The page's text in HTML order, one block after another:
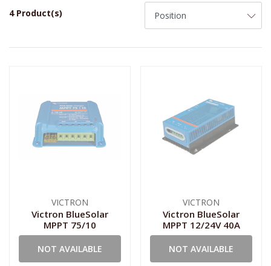
4 Product(s)
VICTRON
Victron BlueSolar
MPPT 75/10
NOT AVAILABLE
VICTRON
Victron BlueSolar
MPPT 12/24V 40A
NOT AVAILABLE